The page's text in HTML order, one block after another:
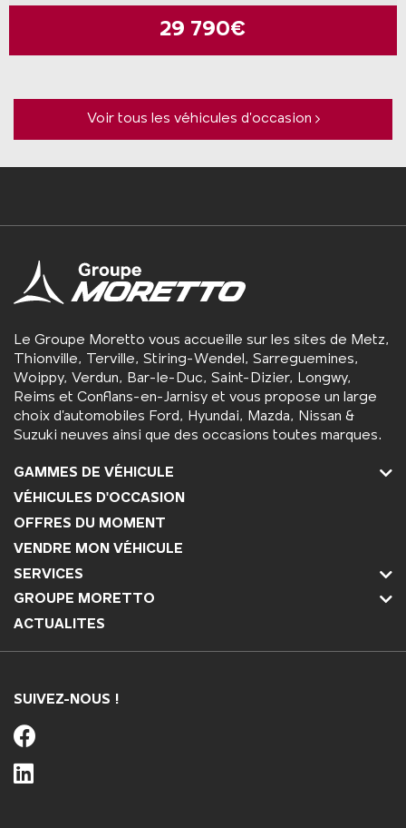
29 790€
Voir tous les véhicules d’occasion
Le Groupe Moretto vous accueille sur les sites de Metz,
Thionville, Terville, Stiring-Wendel, Sarreguemines,
Woippy, Verdun, Bar-le-Duc, Saint-Dizier, Longwy,
Reims et Conflans-en-Jarnisy et vous propose un large
choix d’automobiles Ford, Hyundai, Mazda, Nissan &
Suzuki neuves ainsi que des occasions toutes marques.
GAMMES DE VÉHICULE
VÉHICULES D'OCCASION
OFFRES DU MOMENT
VENDRE MON VÉHICULE
SERVICES
GROUPE MORETTO
ACTUALITES
SUIVEZ-NOUS !